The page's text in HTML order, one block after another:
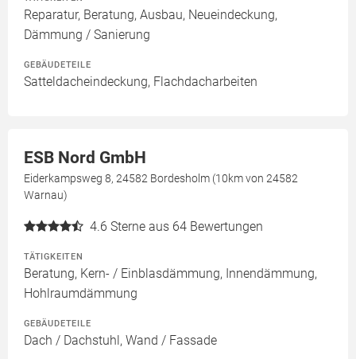
Reparatur, Beratung, Ausbau, Neueindeckung,
Dämmung / Sanierung
GEBÄUDETEILE
Satteldacheindeckung, Flachdacharbeiten
ESB Nord GmbH
Eiderkampsweg 8, 24582 Bordesholm (10km von 24582
Warnau)
4.6 Sterne aus 64 Bewertungen
TÄTIGKEITEN
Beratung, Kern- / Einblasdämmung, Innendämmung,
Hohlraumdämmung
GEBÄUDETEILE
Dach / Dachstuhl, Wand / Fassade